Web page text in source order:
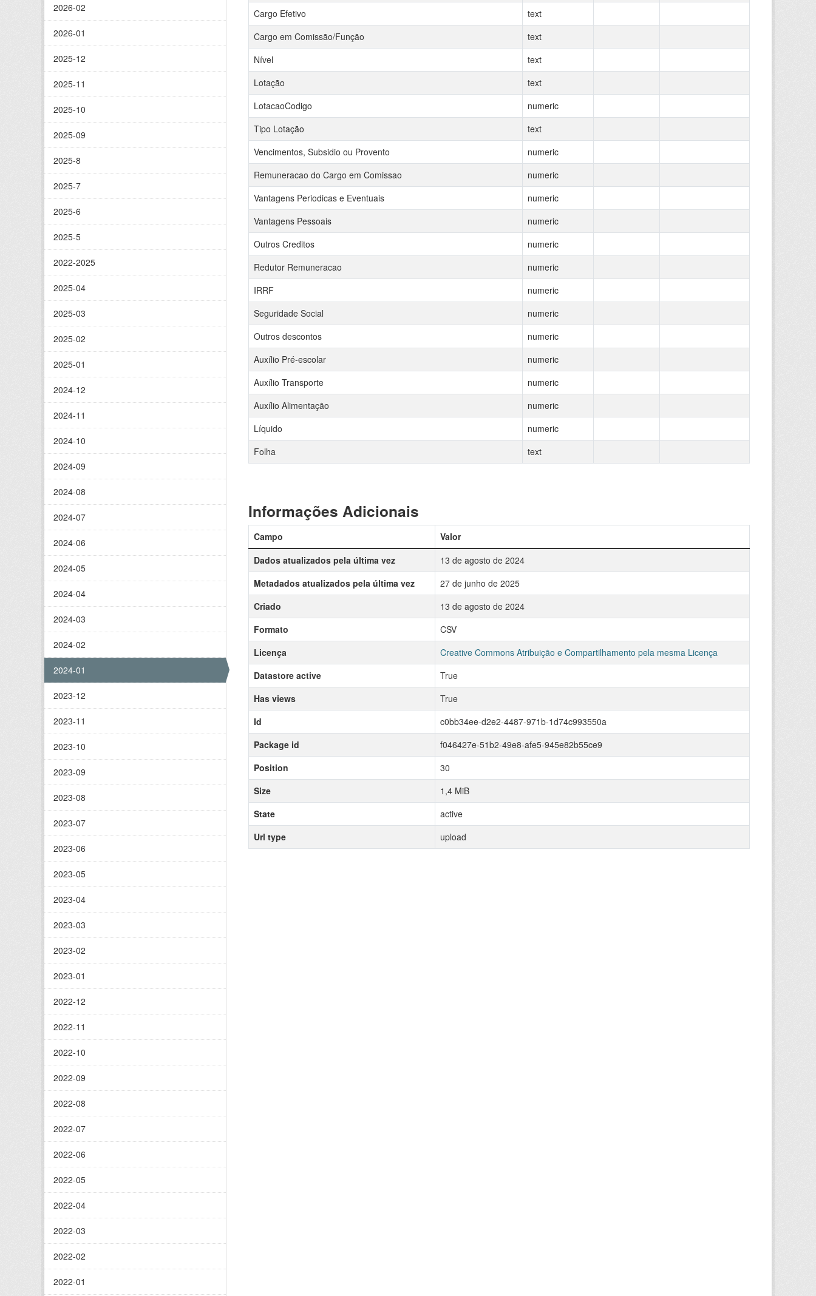
2026-02
2026-01
2025-12
2025-11
2025-10
2025-09
2025-8
2025-7
2025-6
2025-5
2022-2025
2025-04
2025-03
2025-02
2025-01
2024-12
2024-11
2024-10
2024-09
2024-08
2024-07
2024-06
2024-05
2024-04
2024-03
2024-02
2024-01
2023-12
2023-11
2023-10
2023-09
2023-08
2023-07
2023-06
2023-05
2023-04
2023-03
2023-02
2023-01
2022-12
2022-11
2022-10
2022-09
2022-08
2022-07
2022-06
2022-05
2022-04
2022-03
2022-02
2022-01
Cargo Efetivo
text
Cargo em Comissão/Função
text
Nível
text
Lotação
text
LotacaoCodigo
numeric
Tipo Lotação
text
Vencimentos, Subsidio ou Provento
numeric
Remuneracao do Cargo em Comissao
numeric
Vantagens Periodicas e Eventuais
numeric
Vantagens Pessoais
numeric
Outros Creditos
numeric
Redutor Remuneracao
numeric
IRRF
numeric
Seguridade Social
numeric
Outros descontos
numeric
Auxílio Pré-escolar
numeric
Auxílio Transporte
numeric
Auxílio Alimentação
numeric
Líquido
numeric
Folha
text
Informações Adicionais
Campo
Valor
Dados atualizados pela última vez
13 de agosto de 2024
Metadados atualizados pela última vez
27 de junho de 2025
Criado
13 de agosto de 2024
Formato
CSV
Licença
Creative Commons Atribuição e Compartilhamento pela mesma Licença
Datastore active
True
Has views
True
Id
c0bb34ee-d2e2-4487-971b-1d74c993550a
Package id
f046427e-51b2-49e8-afe5-945e82b55ce9
Position
30
Size
1,4 MiB
State
active
Url type
upload